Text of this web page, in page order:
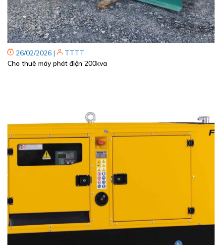
26/02/2026 |
TTTT
Cho thuê máy phát điện 200kva